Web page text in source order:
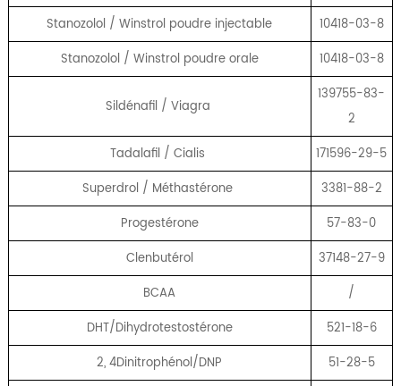
Stanozolol / Winstrol poudre injectable
10418-03-8
Stanozolol / Winstrol poudre orale
10418-03-8
Sildénafil / Viagra
139755-83-
2
Tadalafil / Cialis
171596-29-5
Superdrol / Méthastérone
3381-88-2
Progestérone
57-83-0
Clenbutérol
37148-27-9
BCAA
/
DHT/Dihydrotestostérone
521-18-6
2, 4Dinitrophénol/DNP
51-28-5